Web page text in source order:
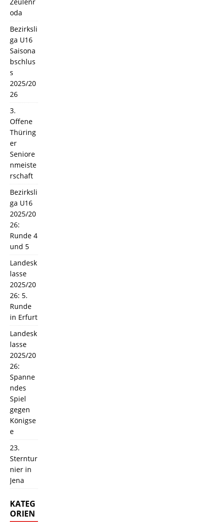
oda
Bezirksli
ga U16
Saisona
bschlus
s
2025/20
26
3.
Offene
Thüring
er
Seniore
nmeiste
rschaft
Bezirksli
ga U16
2025/20
26:
Runde 4
und 5
Landesk
lasse
2025/20
26: 5.
Runde
in Erfurt
Landesk
lasse
2025/20
26:
Spanne
ndes
Spiel
gegen
Königse
e
23.
Sterntur
nier in
Jena
KATEG
ORIEN